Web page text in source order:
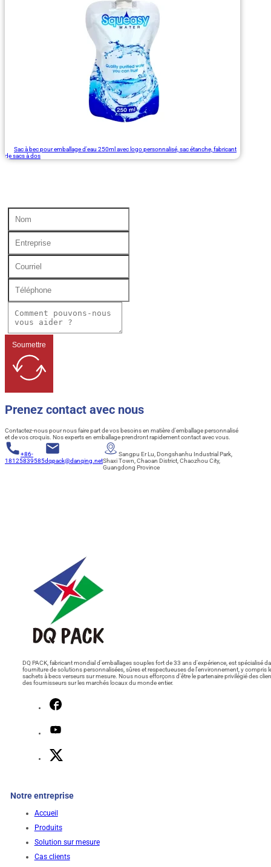
Sac à bec pour emballage d'eau 250ml avec logo personnalisé, sac étanche, fabricant
de sacs à dos
Soumettre
Prenez contact avec nous
Contactez-nous pour nous faire part de vos besoins en matière d'emballage personnalisé
et de vos croquis. Nos experts en emballage prendront rapidement contact avec vous.
+86-
18125839585dqpack@danqing.net
Sangpu Er Lu, Dongshanhu Industrial Park,
Shaxi Town, Chaoan District, Chaozhou City,
Guangdong Province
DQ PACK, fabricant mondial d'emballages souples fort de 33 ans d'expérience, est spécialisé
fourniture de solutions personnalisées, sûres et respectueuses de l'environnement, y compris
sachets à becs verseurs sur mesure. Nous nous efforçons d'être le partenaire privilégié des
des fournisseurs sur les marchés locaux du monde entier.
Notre entreprise
Accueil
Produits
Solution sur mesure
Cas clients